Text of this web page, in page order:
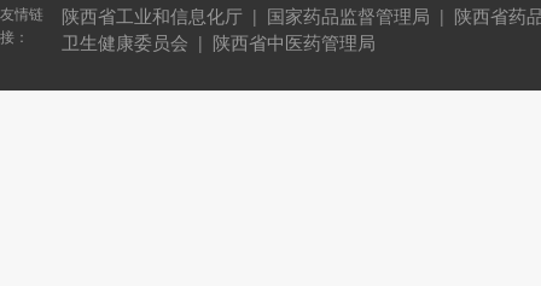
友情链
接：
陕西省工业和信息化厅 | 国家药品监督管理局 | 陕西省药
卫生健康委员会 | 陕西省中医药管理局